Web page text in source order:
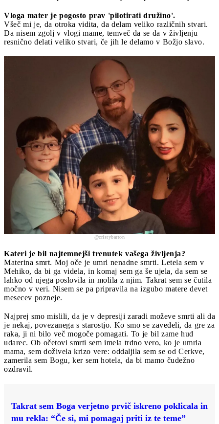
Vloga mater je pogosto prav 'pilotirati družino'.
Všeč mi je, da otroka vidita, da delam veliko različnih stvari.
Da nisem zgolj v vlogi mame, temveč da se da v življenju
resnično delati veliko stvari, če jih le delamo v Božjo slavo.
@cristybarton
Kateri je bil najtemnejši trenutek vašega življenja?
Materina smrt. Moj oče je umrl nenadne smrti. Letela sem v
Mehiko, da bi ga videla, in komaj sem ga še ujela, da sem se
lahko od njega poslovila in molila z njim. Takrat sem se čutila
močno v veri. Nisem se pa pripravila na izgubo matere devet
mesecev pozneje.
Najprej smo mislili, da je v depresiji zaradi moževe smrti ali da
je nekaj, povezanega s starostjo. Ko smo se zavedeli, da gre za
raka, ji ni bilo več mogoče pomagati. To je bil zame hud
udarec. Ob očetovi smrti sem imela trdno vero, ko je umrla
mama, sem doživela krizo vere: oddaljila sem se od Cerkve,
zamerila sem Bogu, ker sem hotela, da bi mamo čudežno
ozdravil.
Takrat sem Boga verjetno prvič iskreno poklicala in
mu rekla: “Če si, mi pomagaj priti iz te teme”